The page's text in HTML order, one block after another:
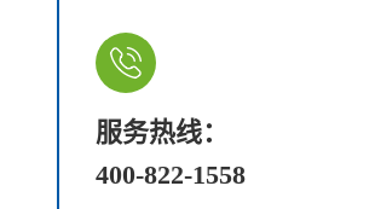
服务热线：
400-822-1558